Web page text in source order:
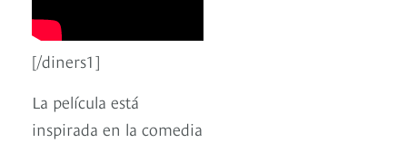
[/diners1]
La película está
inspirada en la comedia